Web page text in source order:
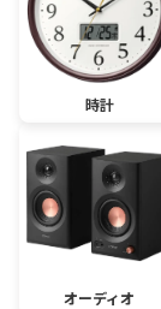
時計
オーディオ